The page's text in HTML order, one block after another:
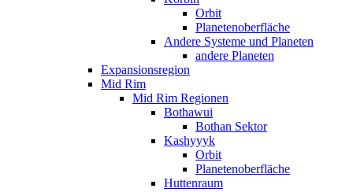
Orbit
Planetenoberfläche
Andere Systeme und Planeten
andere Planeten
Expansionsregion
Mid Rim
Mid Rim Regionen
Bothawui
Bothan Sektor
Kashyyyk
Orbit
Planetenoberfläche
Huttenraum